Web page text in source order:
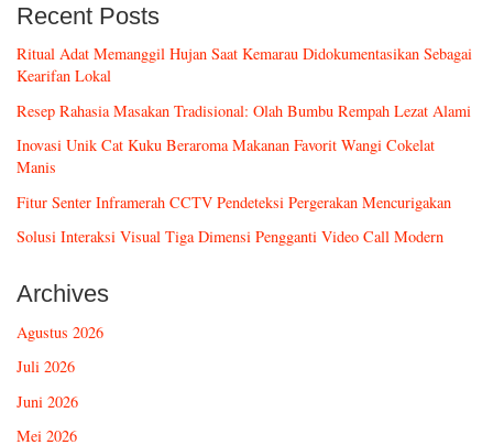
Recent Posts
Ritual Adat Memanggil Hujan Saat Kemarau Didokumentasikan Sebagai
Kearifan Lokal
Resep Rahasia Masakan Tradisional: Olah Bumbu Rempah Lezat Alami
Inovasi Unik Cat Kuku Beraroma Makanan Favorit Wangi Cokelat
Manis
Fitur Senter Inframerah CCTV Pendeteksi Pergerakan Mencurigakan
Solusi Interaksi Visual Tiga Dimensi Pengganti Video Call Modern
Archives
Agustus 2026
Juli 2026
Juni 2026
Mei 2026